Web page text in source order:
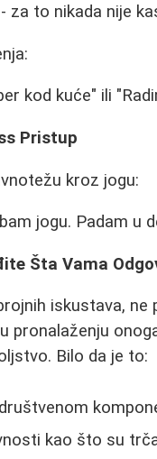
za to nikada nije
kod kuće" ili
Pristup
kroz jogu:
jogu. Padam u
Šta Vama
iskustava,
pronalaženju
Bilo da je to:
kao što su